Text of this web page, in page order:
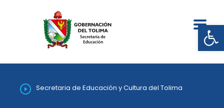
Secretaria de Educación y Cultura del Tolima